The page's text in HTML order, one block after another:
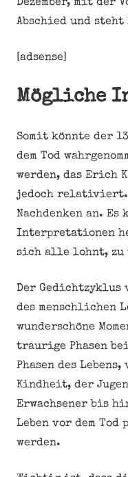
Dezember, mit der
Abschied und
[adsense]
Mögliche
Somit könnte der
dem Tod
werden, das Erich
jedoch relativiert.
Nachdenken an.
Interpretationen
sich alle lohnt, zu
Der
des menschlichen
wunderschöne
traurige Phasen
Phasen des
Kindheit, der
Erwachsener bis
Leben vor dem
werden.